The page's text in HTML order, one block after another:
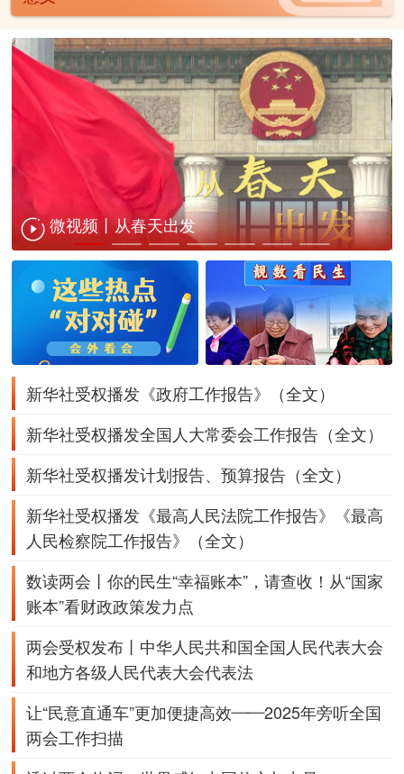
微视频丨从春天出发
新华社受权播发 《政府工作报告》（全文）
新华社受权播发全国人大常委会工作报告（全文）
新华社受权播发计划报告、预算报告（全文）
新华社受权播发 《最高人民法院工作报告》
《最高
人民检察院工作报告》（全文）
数读两会丨你的民生“幸福账本”，请查收！
从“国家
账本”看财政政策发力点
两会受权发布丨中华人民共和国全国人民代表大会
和地方各级人民代表大会代表法
让“民意直通车”更加便捷高效——2025年旁听全国
两会工作扫描